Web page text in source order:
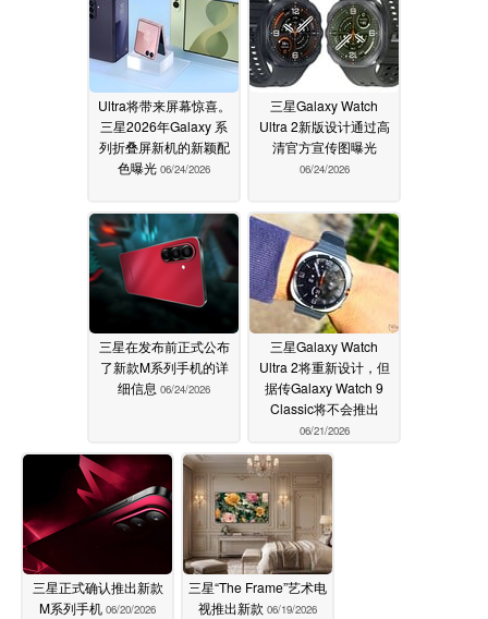
Ultra将带来屏幕惊喜。
三星2026年Galaxy 系
列折叠屏新机的新颖配
色曝光 06/24/2026
三星Galaxy Watch
Ultra 2新版设计通过高
清官方宣传图曝光
06/24/2026
三星在发布前正式公布
了新款M系列手机的详
细信息 06/24/2026
三星Galaxy Watch
Ultra 2将重新设计，但
据传Galaxy Watch 9
Classic将不会推出
06/21/2026
三星正式确认推出新款
M系列手机 06/20/2026
三星“The Frame”艺术电
视推出新款 06/19/2026